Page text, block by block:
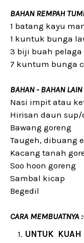
BAHAN REMPAH
1 batang kayu
1 kuntuk bunga
3 biji buah pelaga
7 kuntum bunga
BAHAN - BAHAN
Nasi impit atau
Hirisan daun
Bawang goreng
Taugeh, dibuang
Kacang tanah
Soo hoon goreng
Sambal kicap
Begedil
CARA MEMBUATNYA
UNTUK